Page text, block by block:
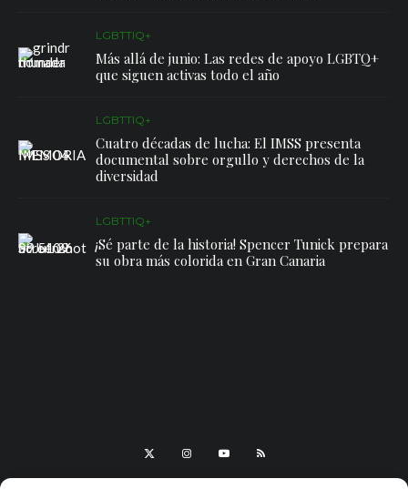
LGBTTIQ+
Más allá de junio: Las redes de apoyo LGBTQ+
que siguen activas todo el año
LGBTTIQ+
Cuatro décadas de lucha: El IMSS presenta
documental sobre orgullo y derechos de la
diversidad
LGBTTIQ+
¡Sé parte de la historia! Spencer Tunick prepara
su obra más colorida en Gran Canaria